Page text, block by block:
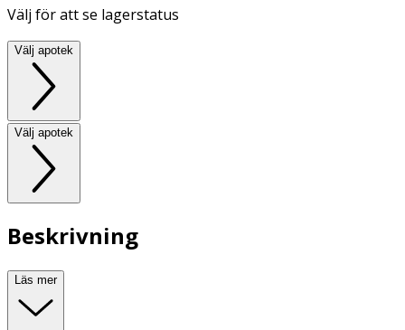
Välj för att se lagerstatus
Välj apotek
Välj apotek
Beskrivning
Läs mer